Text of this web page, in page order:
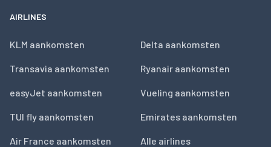
AIRLINES
KLM aankomsten
Transavia aankomsten
easyJet aankomsten
TUI fly aankomsten
Air France aankomsten
Delta aankomsten
Ryanair aankomsten
Vueling aankomsten
Emirates aankomsten
Alle airlines